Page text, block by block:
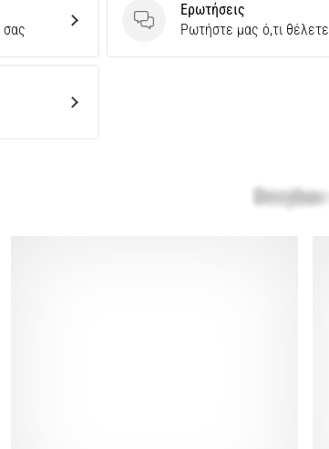
σας
Ερωτήσεις
Ερωτήσεις
Ρωτήστε μας ό,τι θέλετε